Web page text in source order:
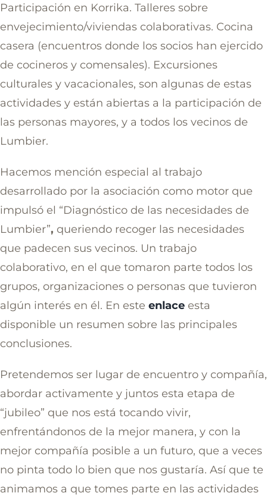
Participación en Korrika. Talleres sobre
envejecimiento/viviendas colaborativas. Cocina
casera (encuentros donde los socios han ejercido
de cocineros y comensales). Excursiones
culturales y vacacionales, son algunas de estas
actividades y están abiertas a la participación de
las personas mayores, y a todos los vecinos de
Lumbier.
Hacemos mención especial al trabajo
desarrollado por la asociación como motor que
impulsó el “Diagnóstico de las necesidades de
Lumbier”, queriendo recoger las necesidades
que padecen sus vecinos. Un trabajo
colaborativo, en el que tomaron parte todos los
grupos, organizaciones o personas que tuvieron
algún interés en él. En este enlace esta
disponible un resumen sobre las principales
conclusiones.
Pretendemos ser lugar de encuentro y compañía,
abordar activamente y juntos esta etapa de
“jubileo” que nos está tocando vivir,
enfrentándonos de la mejor manera, y con la
mejor compañía posible a un futuro, que a veces
no pinta todo lo bien que nos gustaría. Así que te
animamos a que tomes parte en las actividades